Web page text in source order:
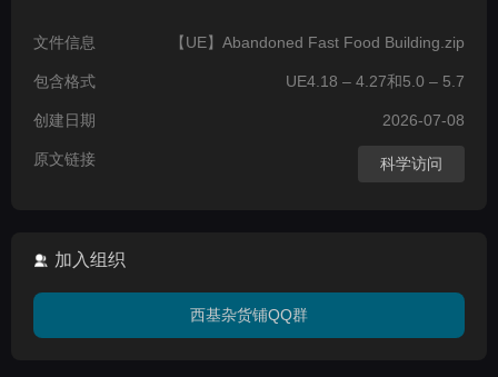
文件信息 【UE】Abandoned Fast Food Building.zip
包含格式 UE4.18 – 4.27和5.0 – 5.7
创建日期 2026-07-08
原文链接 科学访问
加入组织
西基杂货铺QQ群